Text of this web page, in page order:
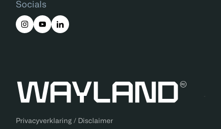
Socials
Privacyverklaring / Disclaimer